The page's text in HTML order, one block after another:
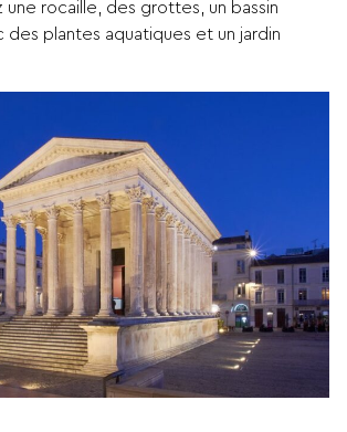
une rocaille, des grottes, un bassin
plantes aquatiques et un jardin